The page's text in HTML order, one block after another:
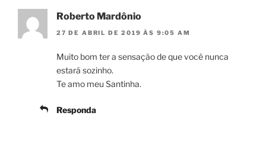
Roberto Mardônio
27 DE ABRIL DE 2019 ÀS 9:05 AM
Muito bom ter a sensação de que você nunca
estará sozinho.
Te amo meu Santinha.
Responda